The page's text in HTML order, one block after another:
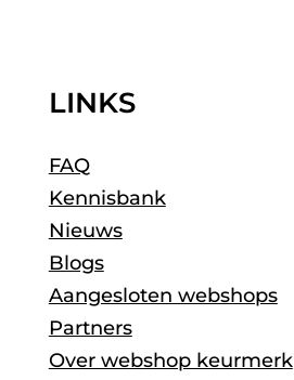
LINKS
FAQ
Kennisbank
Nieuws
Blogs
Aangesloten webshops
Partners
Over webshop keurmerk